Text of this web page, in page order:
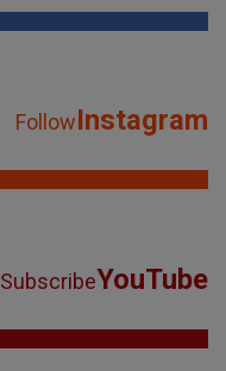
FollowInstagram
SubscribeYouTube